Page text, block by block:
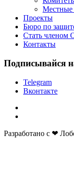
Местные
Проекты
Бюро по
Стать
Контакты
Подписывайся
Telegram
Вконтакте
Разработано с ❤